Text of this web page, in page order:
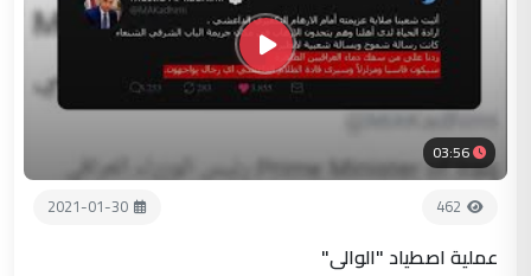
03:56
462
2021-01-30
عملية اصطياد "الوالي"